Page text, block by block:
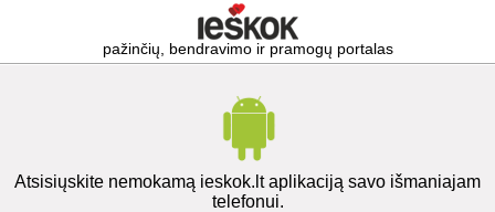
pažinčių, bendravimo ir pramogų portalas
Atsisiųskite nemokamą ieskok.lt aplikaciją savo išmaniajam
telefonui.